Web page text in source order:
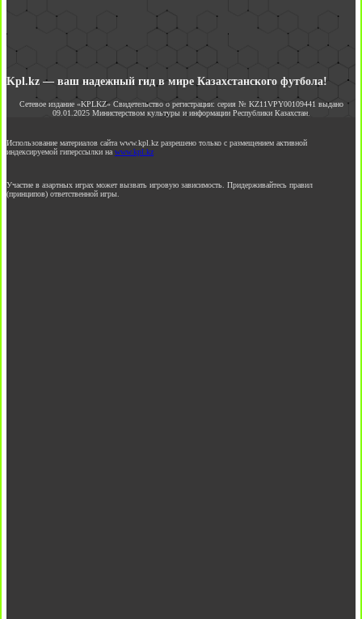
Kpl.kz — ваш надежный гид в мире Казахстанского футбола!
Сетевое издание «KPLKZ» Свидетельство о регистрации: серия № KZ11VPY00109441 выдано
09.01.2025 Министерством культуры и информации Республики Казахстан.
Использование материалов сайта www.kpl.kz разрешено только с размещением активной
индексируемой гиперссылки на www.kpl.kz
Участие в азартных играх может вызвать игровую зависимость. Придерживайтесь правил
(принципов) ответственной игры.